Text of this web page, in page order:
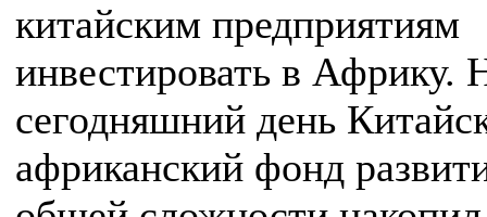
китайским предприятиям
инвестировать в Африку.
сегодняшний день
африканский фонд